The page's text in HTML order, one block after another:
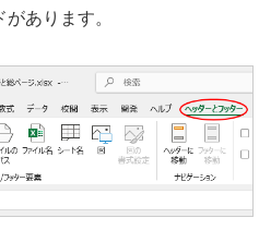
あります。